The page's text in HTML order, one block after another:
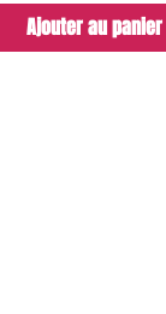
Ajouter au panier